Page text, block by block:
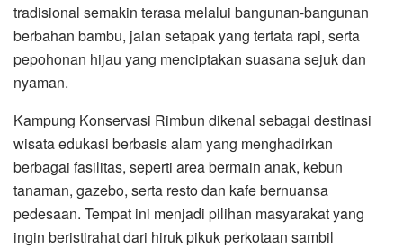
tradisional semakin terasa melalui bangunan-bangunan
berbahan bambu, jalan setapak yang tertata rapi, serta
pepohonan hijau yang menciptakan suasana sejuk dan
nyaman.
Kampung Konservasi Rimbun dikenal sebagai destinasi
wisata edukasi berbasis alam yang menghadirkan
berbagai fasilitas, seperti area bermain anak, kebun
tanaman, gazebo, serta resto dan kafe bernuansa
pedesaan. Tempat ini menjadi pilihan masyarakat yang
ingin beristirahat dari hiruk pikuk perkotaan sambil